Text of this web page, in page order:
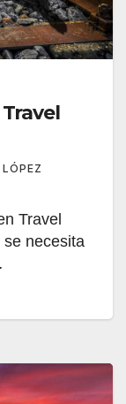
Travel
necesita